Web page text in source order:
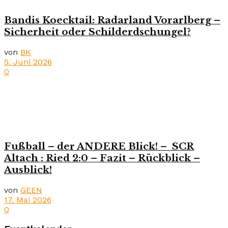
Bandis Koecktail: Radarland Vorarlberg –
Sicherheit oder Schilderdschungel?
von BK
5. Juni 2026
0
Fußball – der ANDERE Blick! – SCR
Altach : Ried 2:0 – Fazit – Rückblick –
Ausblick!
von GEEN
17. Mai 2026
0